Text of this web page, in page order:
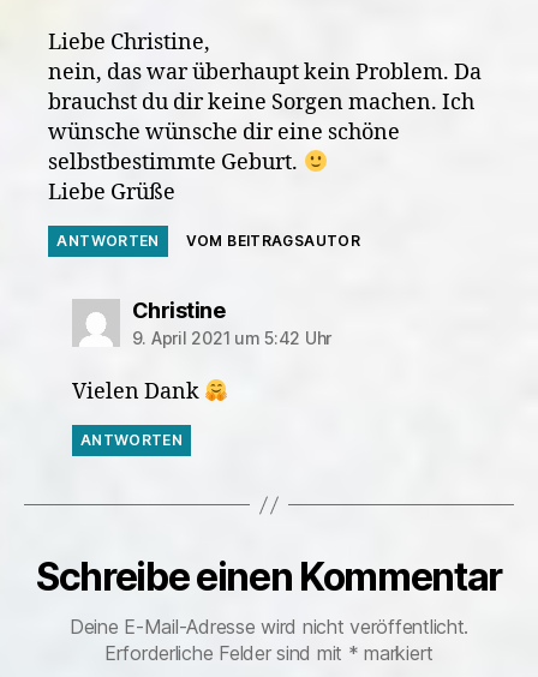
Liebe Christine,
nein, das war überhaupt kein Problem. Da
brauchst du dir keine Sorgen machen. Ich
wünsche wünsche dir eine schöne
selbstbestimmte Geburt.
Liebe Grüße
ANTWORTEN VOM BEITRAGSAUTOR
Christinesagt:
9. April 2021 um 5:42 Uhr
Vielen Dank
ANTWORTEN
Schreibe einen Kommentar
Deine E-Mail-Adresse wird nicht veröffentlicht.
Erforderliche Felder sind mit * markiert